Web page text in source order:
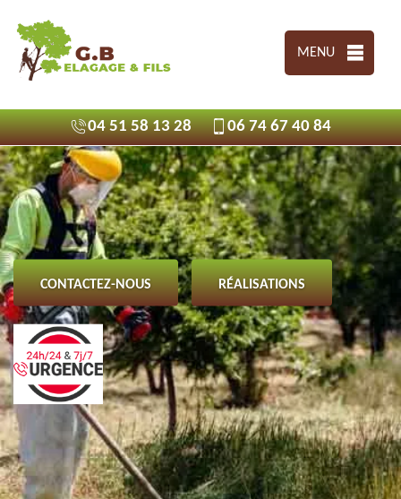
MENU
04 51 58 13 28 06 74 67 40 84
CONTACTEZ-NOUS RÉALISATIONS